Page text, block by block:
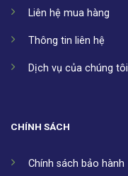
Liên hệ mua hàng
Thông tin liên hệ
Dịch vụ của chúng tôi
CHÍNH SÁCH
Chính sách bảo hành